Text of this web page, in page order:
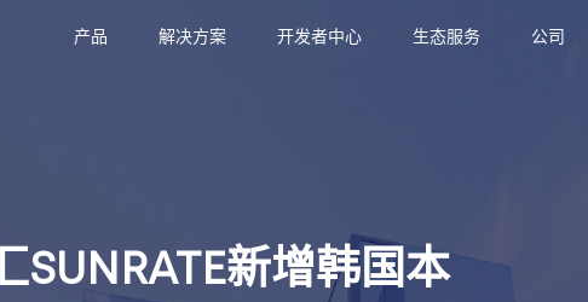
产品 解决方案 开发者中心 生态服务 公司
SUNRATE新增韩国本